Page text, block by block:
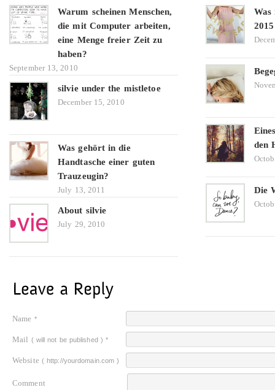
Warum scheinen Menschen,
die mit Computer arbeiten,
eine Menge freier Zeit zu
haben?
September 13, 2010
silvie under the mistletoe
December 15, 2010
Was gehört in die
Handtasche einer guten
Trauzeugin?
July 13, 2011
About silvie
July 29, 2010
den
Die
Name *
Mail ( will not be published )*
Website ( http://yourdomain.com )
Comment